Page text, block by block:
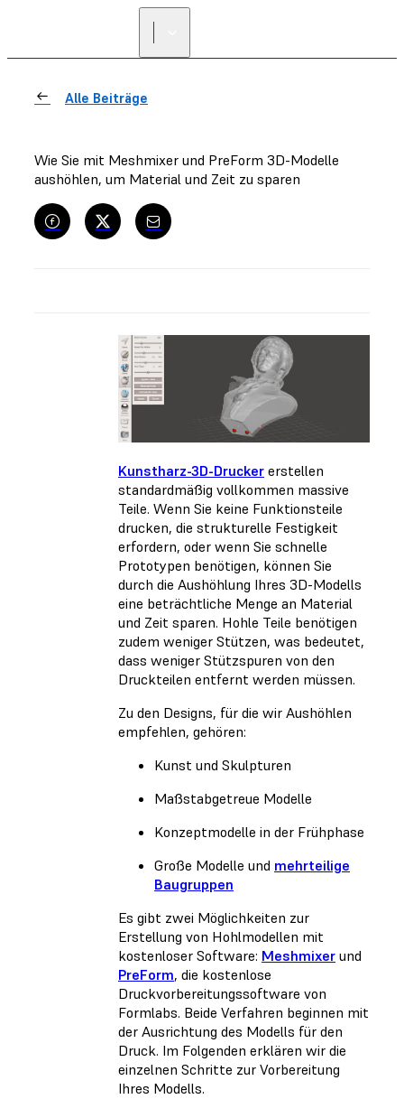
Alle Beiträge
Wie Sie mit Meshmixer und PreForm 3D-Modelle
aushöhlen, um Material und Zeit zu sparen
Kunstharz-3D-Drucker erstellen
standardmäßig vollkommen massive
Teile. Wenn Sie keine Funktionsteile
drucken, die strukturelle Festigkeit
erfordern, oder wenn Sie schnelle
Prototypen benötigen, können Sie
durch die Aushöhlung Ihres 3D-Modells
eine beträchtliche Menge an Material
und Zeit sparen. Hohle Teile benötigen
zudem weniger Stützen, was bedeutet,
dass weniger Stützspuren von den
Druckteilen entfernt werden müssen.
Zu den Designs, für die wir Aushöhlen
empfehlen, gehören:
Kunst und Skulpturen
Maßstabgetreue Modelle
Konzeptmodelle in der Frühphase
Große Modelle und mehrteilige
Baugruppen
Es gibt zwei Möglichkeiten zur
Erstellung von Hohlmodellen mit
kostenloser Software: Meshmixer und
PreForm, die kostenlose
Druckvorbereitungssoftware von
Formlabs. Beide Verfahren beginnen mit
der Ausrichtung des Modells für den
Druck. Im Folgenden erklären wir die
einzelnen Schritte zur Vorbereitung
Ihres Modells.